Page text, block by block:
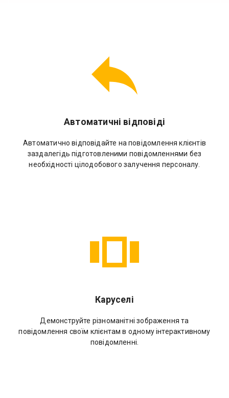
Автоматичні відповіді
Автоматично відповідайте на повідомлення клієнтів
заздалегідь підготовленими повідомленнями без
необхідності цілодобового залучення персоналу.
Каруселі
Демонструйте різноманітні зображення та
повідомлення своїм клієнтам в одному інтерактивному
повідомленні.